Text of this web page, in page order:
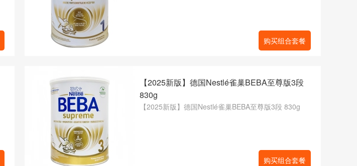
购买组合套餐
【2025新版】德国Nestlé雀巢BEBA至尊版3段
830g
【2025新版】德国Nestlé雀巢BEBA至尊版3段 830g
购买组合套餐